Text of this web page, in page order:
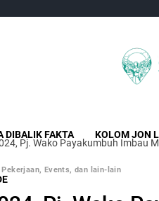
DIBALIK FAKTA KOLOM JON
Events, dan lain-lain
Pj. Wako Payakumbuh Imbau